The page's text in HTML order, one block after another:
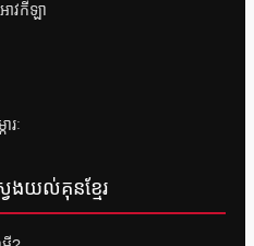
វកីឡា
រៈ
ងយល់គុនខ្មែរ